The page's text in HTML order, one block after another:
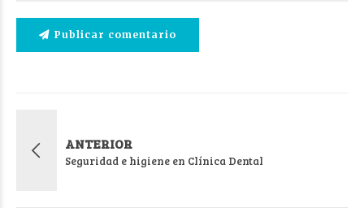
Publicar comentario
ANTERIOR
Seguridad e higiene en Clínica Dental